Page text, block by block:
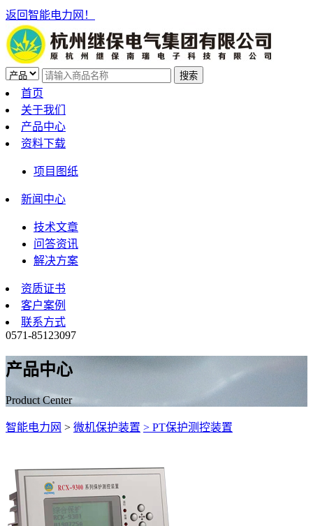
返回智能电力网！
首页
关于我们
产品中心
资料下载
项目图纸
新闻中心
技术文章
问答资讯
解决方案
资质证书
客户案例
联系方式
0571-85123097
产品中心
Product Center
智能电力网 > 微机保护装置 > PT保护测控装置